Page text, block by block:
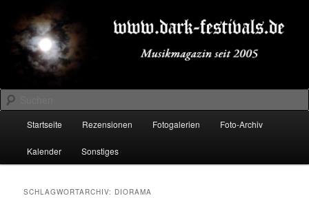
primären
Inhalt
springen
sekundären
Inhalt
springenDARK-FESTIVALS.DE
Suchen
Startseite Rezensionen Fotogalerien Foto-Archiv
Kalender Sonstiges
SCHLAGWORTARCHIV: DIORAMA